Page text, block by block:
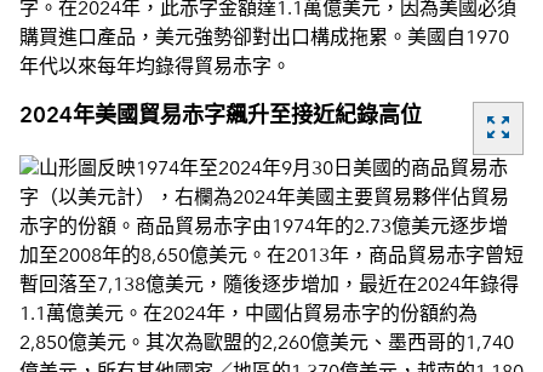
字。在2024年，此赤字金額達1.1萬億美元，因為美國必須
購買進口產品，美元強勢卻對出口構成拖累。美國自1970
年代以來每年均錄得貿易赤字。
2024年美國貿易赤字飆升至接近紀錄高位 zoom_out_map